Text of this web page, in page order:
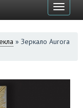
» Зеркало Aurora